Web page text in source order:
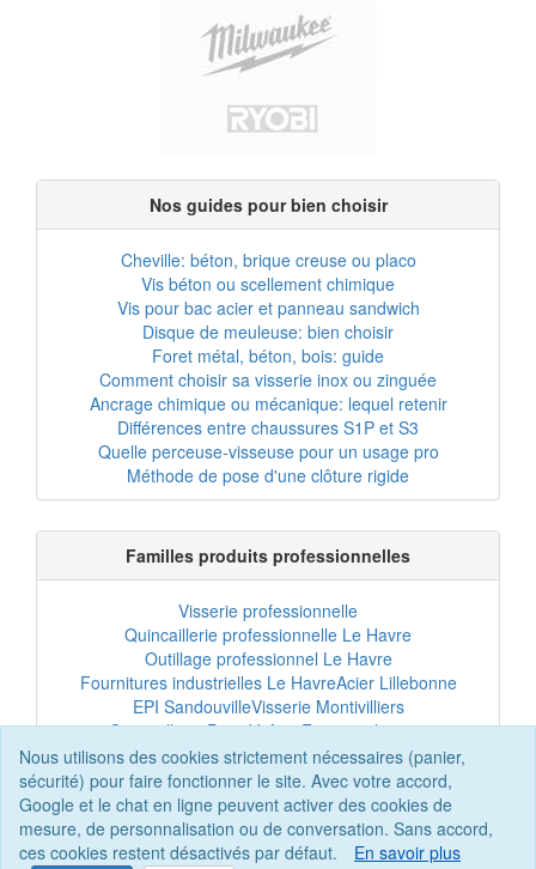
Nous utilisons des cookies strictement nécessaires (panier,
sécurité) pour faire fonctionner le site. Avec votre accord,
Google et le chat en ligne peuvent activer des cookies de
mesure, de personnalisation ou de conversation. Sans accord,
ces cookies restent désactivés par défaut.
En savoir plus
Nos guides pour bien choisir
Cheville: béton, brique creuse ou placo
Vis béton ou scellement chimique
Vis pour bac acier et panneau sandwich
Disque de meuleuse: bien choisir
Foret métal, béton, bois: guide
Comment choisir sa visserie inox ou zinguée
Ancrage chimique ou mécanique: lequel retenir
Différences entre chaussures S1P et S3
Quelle perceuse-visseuse pour un usage pro
Méthode de pose d'une clôture rigide
Familles produits professionnelles
Visserie professionnelle
Quincaillerie professionnelle Le Havre
Outillage professionnel Le Havre
Fournitures industrielles Le HavreAcier Lillebonne
EPI SandouvilleVisserie Montivilliers
Quincaillerie Port-JérômeFixation chantier
EPI professionnelOutillage maintenance
Acier professionnelTôles et bardage
Scellement chimiqueClôtures Le Havre